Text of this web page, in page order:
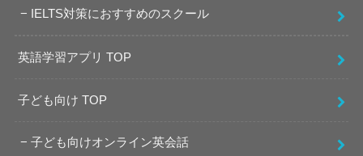
IELTS対策におすすめのスクール
英語学習アプリ TOP
子ども向け TOP
子ども向けオンライン英会話